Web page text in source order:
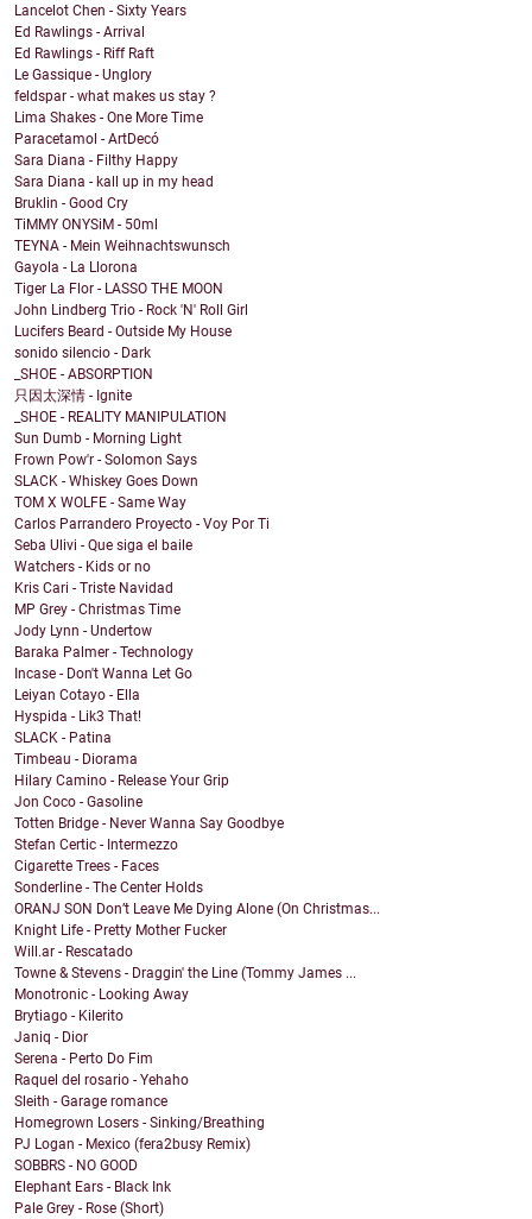
Lancelot Chen - Sixty Years
Ed Rawlings - Arrival
Ed Rawlings - Riff Raft
Le Gassique - Unglory
feldspar - what makes us stay ?
Lima Shakes - One More Time
Paracetamol - ArtDecó
Sara Diana - Filthy Happy
Sara Diana - kall up in my head
Bruklin - Good Cry
TiMMY ONYSiM - 50ml
TEYNA - Mein Weihnachtswunsch
Gayola - La Llorona
Tiger La Flor - LASSO THE MOON
John Lindberg Trio - Rock 'N' Roll Girl
Lucifers Beard - Outside My House
sonido silencio - Dark
_SHOE - ABSORPTION
只因太深情 - Ignite
_SHOE - REALITY MANIPULATION
Sun Dumb - Morning Light
Frown Pow'r - Solomon Says
SLACK - Whiskey Goes Down
TOM X WOLFE - Same Way
Carlos Parrandero Proyecto - Voy Por Ti
Seba Ulivi - Que siga el baile
Watchers - Kids or no
Kris Cari - Triste Navidad
MP Grey - Christmas Time
Jody Lynn - Undertow
Baraka Palmer - Technology
Incase - Don't Wanna Let Go
Leiyan Cotayo - Ella
Hyspida - Lik3 That!
SLACK - Patina
Timbeau - Diorama
Hilary Camino - Release Your Grip
Jon Coco - Gasoline
Totten Bridge - Never Wanna Say Goodbye
Stefan Certic - Intermezzo
Cigarette Trees - Faces
Sonderline - The Center Holds
ORANJ SON Don’t Leave Me Dying Alone (On Christmas...
Knight Life - Pretty Mother Fucker
Will.ar - Rescatado
Towne & Stevens - Draggin' the Line (Tommy James ...
Monotronic - Looking Away
Brytiago - Kilerito
Janiq - Dior
Serena - Perto Do Fim
Raquel del rosario - Yehaho
Sleith - Garage romance
Homegrown Losers - Sinking/Breathing
PJ Logan - Mexico (fera2busy Remix)
SOBBRS - NO GOOD
Elephant Ears - Black Ink
Pale Grey - Rose (Short)